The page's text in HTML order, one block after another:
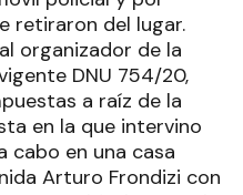
retiraron del lugar.
organizador de la
DNU 754/20,
a raíz de la
en la que intervino
cabo en una casa
Arturo Frondizi con